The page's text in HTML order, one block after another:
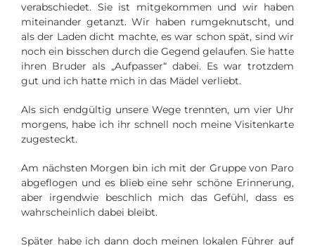
verabschiedet. Sie ist mitgekommen und wir haben
miteinander getanzt. Wir haben rumgeknutscht, und
als der Laden dicht machte, es war schon spät, sind wir
noch ein bisschen durch die Gegend gelaufen. Sie hatte
ihren Bruder als „Aufpasser“ dabei. Es war trotzdem
gut und ich hatte mich in das Mädel verliebt.
Als sich endgültig unsere Wege trennten, um vier Uhr
morgens, habe ich ihr schnell noch meine Visitenkarte
zugesteckt.
Am nächsten Morgen bin ich mit der Gruppe von Paro
abgeflogen und es blieb eine sehr schöne Erinnerung,
aber irgendwie beschlich mich das Gefühl, dass es
wahrscheinlich dabei bleibt.
Später habe ich dann doch meinen lokalen Führer auf